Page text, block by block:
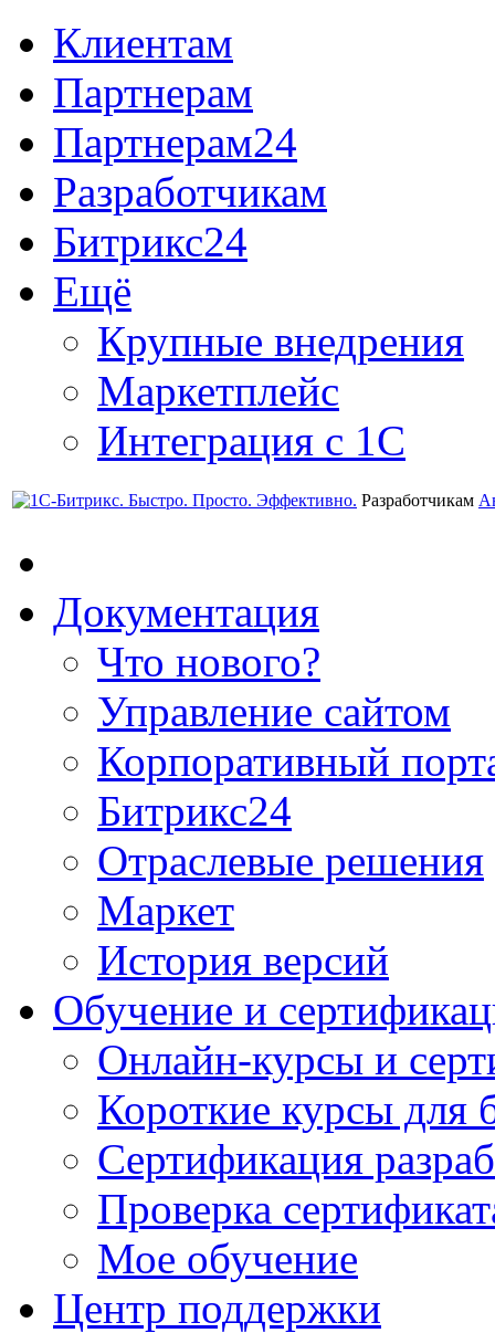
Клиентам
Партнерам
Партнерам24
Разработчикам
Битрикс24
Ещё
Крупные внедрения
Маркетплейс
Интеграция с 1С
Разработчикам
Документация
Что нового?
Управление сайтом
Корпоративный
Битрикс24
Отраслевые решения
Маркет
История версий
Обучение и
Онлайн-курсы и
Короткие курсы для
Сертификация
Проверка
Мое обучение
Центр поддержки